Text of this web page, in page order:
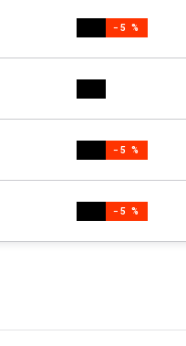
−5 %
−5 %
−5 %